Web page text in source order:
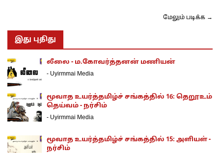
மேலும் படிக்க →
இது புதிது
லீலை - ம.கோவர்த்தனன் மணியன்
- Uyirmmai Media
மூவாத உயர்த்தமிழ்ச் சங்கத்தில் 16: தெறூஉம்
தெய்வம் - நர்சிம்
- Uyirmmai Media
மூவாத உயர்த்தமிழ்ச் சங்கத்தில் 15: அளியள் -
நர்சிம்